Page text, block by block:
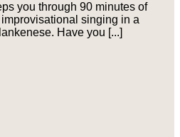
you through 90 minutes of
singing in a
Have you [...]